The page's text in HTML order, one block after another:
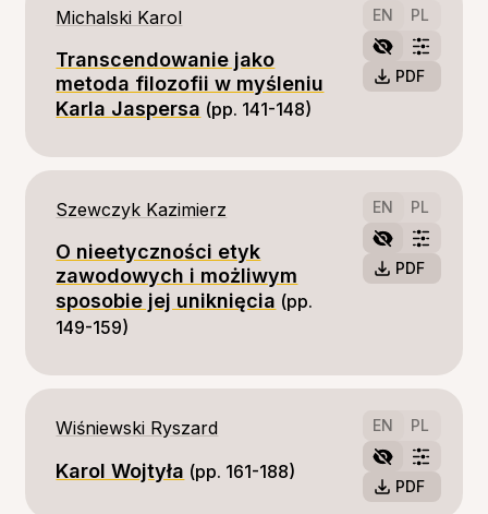
EN PL
PDF
Michalski Karol
Transcendowanie jako
metoda filozofii w myśleniu
Karla Jaspersa (pp. 141-148)
EN PL
PDF
Szewczyk Kazimierz
O nieetyczności etyk
zawodowych i możliwym
sposobie jej uniknięcia (pp.
149-159)
EN PL
PDF
Wiśniewski Ryszard
Karol Wojtyła (pp. 161-188)